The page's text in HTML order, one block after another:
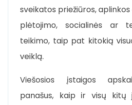
sveikatos priežiūros,
plėtojimo, socialinės ar
teikimo, taip pat kitokią
veiklą.
Viešosios įstaigos
panašus, kaip ir visų kitų